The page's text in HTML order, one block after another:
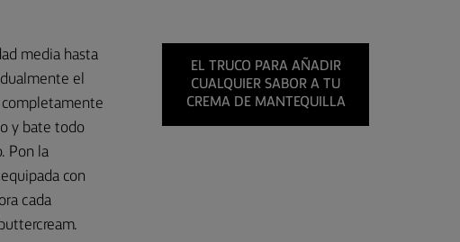
media hasta
el
completamente
y bate todo
Pon la
con
cada
EL TRUCO PARA AÑADIR
CUALQUIER SABOR A TU
CREMA DE MANTEQUILLA